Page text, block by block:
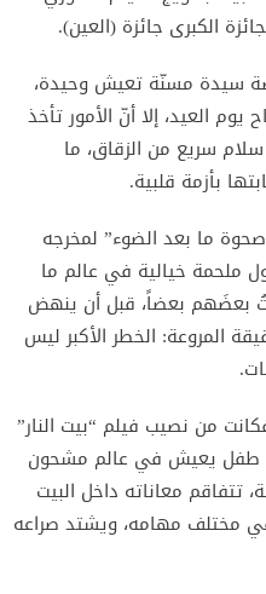
الكبرى جائزة (العين).
قصة سيدة مسنّة تعيش وحيدة،
يوم العيد، إلا أنّ الأمور تأخذ
سريع من الزقاق، ما
بأزمة قلبية.
ما بعد الضوء” لمخرجه
ملحمة خيالية في عالم ما
بعضَهم بعضاً، قبل أن ينهض
المروعة: الخطر الأكبر ليس
من نصيب فيلم “بيت النار”
طفل يعيش في عالم مشحون
تتفاقم معاناته داخل البيت
مختلف مهامه، ويشتد صراعه